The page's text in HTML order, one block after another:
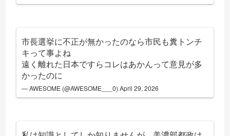
市長選挙に不正が無かったのなら市民も糞トンチ
キって事よね
遠く離れた日本ですらコレはあかんって意見が多
かったのに
— AWESOME (@AWESOME___0)April 29, 2026